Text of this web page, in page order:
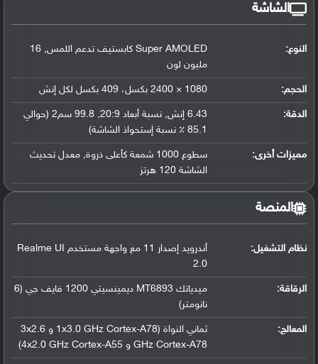
الشاشة
النوع:
Super AMOLED كابستيف تدعم اللمس, 16
مليون لون
الحجم: 1080 × 2400 بكسل، 409 بكسل لكل إنش
الدقة:
6.43 إنش, نسبة أبعاد 20:9, 99.8 سم2 (حوالي
85.1 ٪ نسبة إستحواذ الشاشة)
مميزات أخرى:
سطوع 1000 شمعة كأعلى ذروة, معدل تحديث
الشاشة 120 هرتز
المنصة
نظام التشغيل:
أندرويد إصدار 11 مع واجهة مستخدم Realme UI
2.0
الرقاقة:
ميدياتك MT6893 ديمينسيتي 1200 فايف جي (6
نانومتر)
المعالج:
ثماني النواة (1x3.0 GHz Cortex-A78 و 3x2.6
GHz Cortex-A78 و 4x2.0 GHz Cortex-A55)